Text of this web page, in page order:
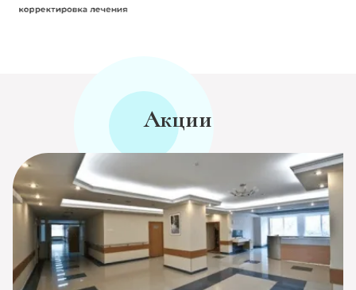
Акции